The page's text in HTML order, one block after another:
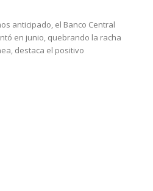
anticipado, el Banco Central
en junio, quebrando la racha
destaca el positivo